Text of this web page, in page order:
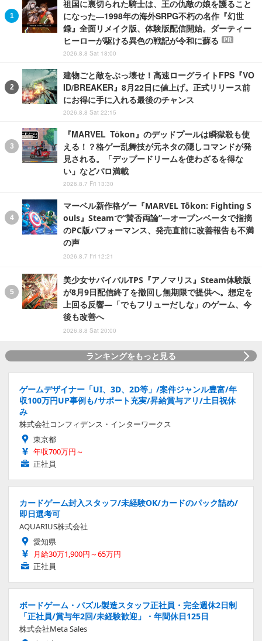
祖国に裏切られた騎士は、王の仇敵の娘を護ること
になった―1998年の海外SRPG不朽の名作『幻世
録』全面リメイク版、体験版配信開始。ダーティー
ヒーローが駆ける異色の戦記が令和に蘇る
PR
2026.8.8 Sat 18:00
建物ごと敵をぶっ壊せ！高速ローグライトFPS『VO
ID/BREAKER』8月22日に値上げ。正式リリース前
にお得に手に入れる最後のチャンス
2026.8.8 Sat 22:15
『MARVEL Tōkon』のデッドプールは瞬獄殺も使
える！？格ゲー乱舞技が元ネタの隠しコマンドが発
見される。「デップードリームを使わざるを得な
い」などパロ満載
2026.8.7 Fri 13:30
マーベル新作格ゲー『MARVEL Tōkon: Fighting S
ouls』Steamで“賛否両論”―オープンベータで指摘
のPC版パフォーマンス、発売直前に改善報告も不満
の声
2026.8.7 Fri 12:21
美少女サバイバルTPS『アノマリス』Steam体験版
が8月9日配信終了を撤回し無期限で提供へ。想定を
上回る反響―「でもフリューだしな」のゲーム、今
後も改善へ
2026.8.8 Sat 20:00
ランキングをもっと見る
ゲームデザイナー「UI、3D、2D等」/案件ジャンル豊富/年
収100万円UP事例も/サポート充実/昇給賞与アリ/土日祝休
み
株式会社コンフィデンス・インターワークス
東京都
年収700万円～
正社員
カードゲーム封入スタッフ/未経験OK/カードのパック詰め/
即日選考可
AQUARIUS株式会社
愛知県
月給30万1,900円～65万円
正社員
ボードゲーム・パズル製造スタッフ正社員・完全週休2日制
「正社員/賞与年2回/未経験歓迎」・年間休日125日
株式会社Meta Sales